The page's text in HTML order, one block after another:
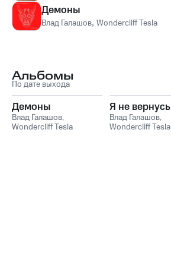
Демоны
Влад Галашов, Wondercliff Tesla
Альбомы
По дате выхода
Демоны
Влад Галашов,
Wondercliff Tesla
Я не вернусь
Влад Галашов,
Wondercliff Tesla